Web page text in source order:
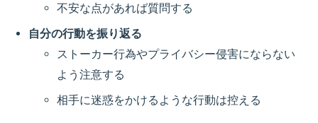
不安な点があれば質問する
自分の行動を振り返る
ストーカー行為やプライバシー侵害にならない
よう注意する
相手に迷惑をかけるような行動は控える